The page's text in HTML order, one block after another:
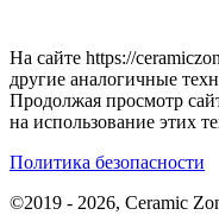
На сайте https://
другие аналогичные
Продолжая просмотр
на использование этих
Политика безопасности
©2019 - 2026, Ceramic